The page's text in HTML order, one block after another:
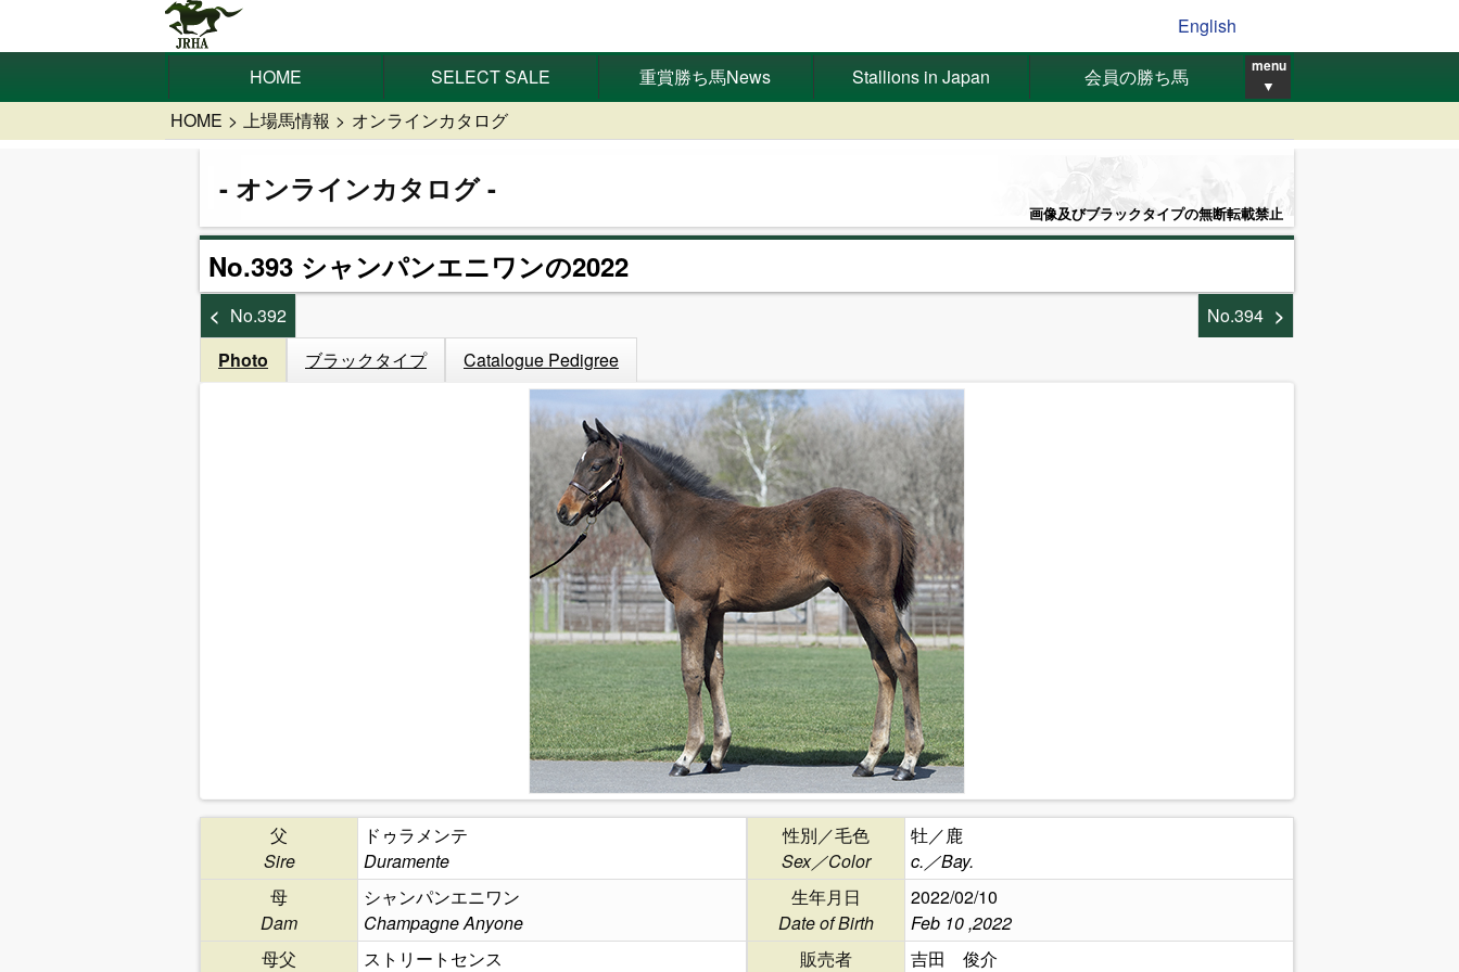
English
HOME SELECT SALE 重賞勝ち馬News Stallions in Japan 会員の勝ち馬 menu
▼
HOME 上場馬情報 オンラインカタログ
オンラインカタログ
画像及びブラックタイプの無断転載禁止
No.393 シャンパンエニワンの2022
No.392
No.394
Photo
ブラックタイプ Catalogue Pedigree
父
Sire
ドゥラメンテ
Duramente
母
Dam
シャンパンエニワン
Champagne Anyone
母父
ストリートセンス
性別／毛色
Sex／Color
牡／鹿
c.／Bay.
生年月日
Date of Birth
2022/02/10
Feb 10 ,2022
販売者
吉田 俊介